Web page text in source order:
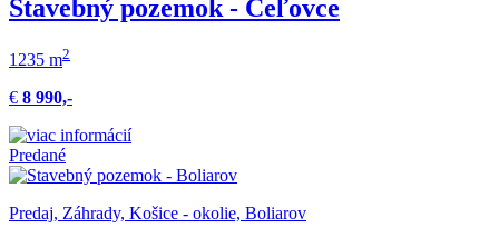
Stavebný pozemok - Čeľovce
1235 m2
€ 8 990,-
Predané
Predaj, Záhrady, Košice - okolie, Boliarov